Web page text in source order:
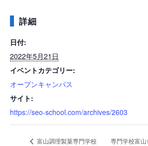
詳細
日付:
2022年5月21日
イベントカテゴリー:
オープンキャンパス
サイト:
https://seo-school.com/archives/2603
富山調理製菓専門学校 専門学校富